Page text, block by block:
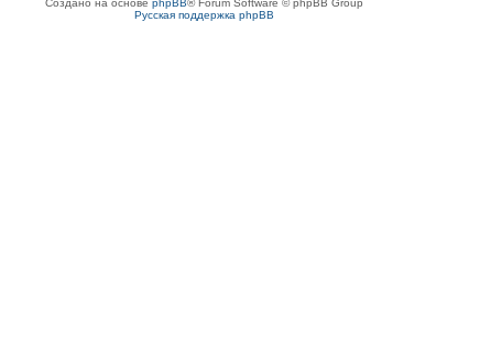
Создано на основе phpBB® Forum Software © phpBB Group
Русская поддержка phpBB